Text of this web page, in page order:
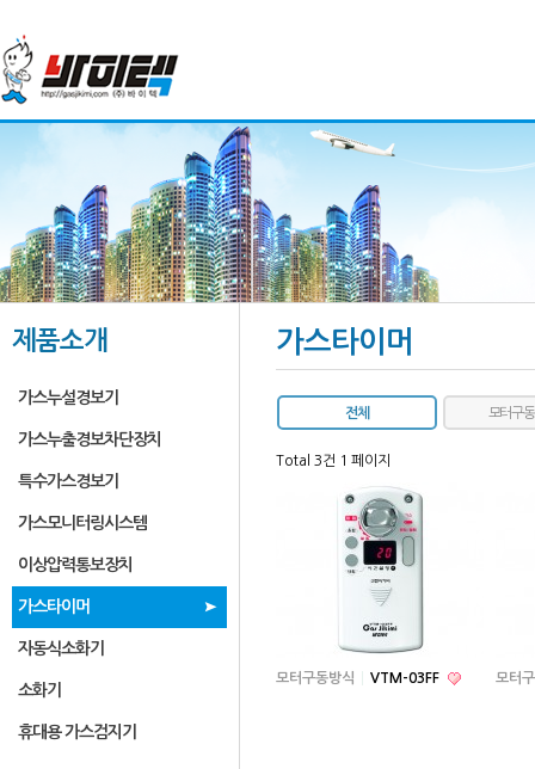
제품소개
가스누설경보기
가스누출경보차단장치
특수가스경보기
가스모니터링시스템
이상압력통보장치
가스타이머
자동식소화기
소화기
휴대용 가스검지기
가스타이머
전체 모터구
Total 3건 1 페이지
모터구동방식 VTM-03FF 모터